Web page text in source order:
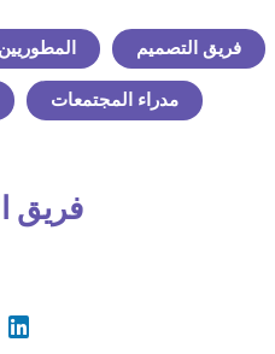
المطوريين فريق التصميم
مدراء المجتمعات
فريق